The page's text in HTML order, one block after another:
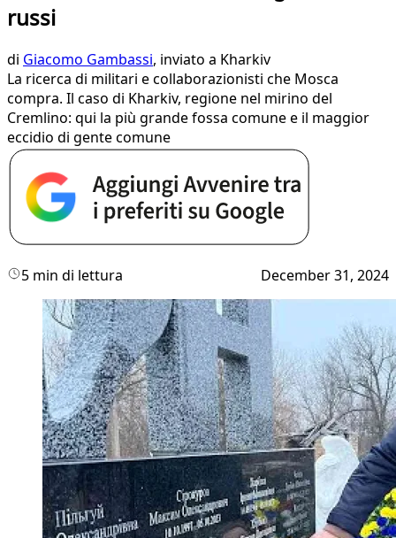
russi
di Giacomo Gambassi, inviato a Kharkiv
La ricerca di militari e collaborazionisti che Mosca
compra. Il caso di Kharkiv, regione nel mirino del
Cremlino: qui la più grande fossa comune e il maggior
eccidio di gente comune
5 min di lettura December 31, 2024